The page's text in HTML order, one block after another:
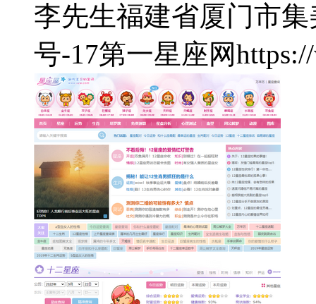
李先生福建省厦门市
号-17第一星座网